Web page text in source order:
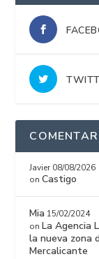
Javier 08/08/2026
onCastigo
Mia 15/02/2024
onLa Agencia
la nueva zona
Mercalicante